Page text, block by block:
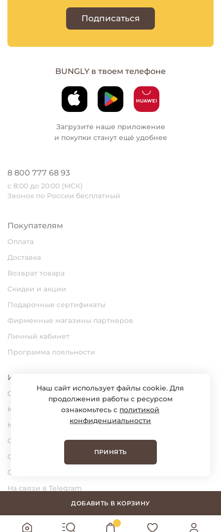
ДОБАВИТЬ В КОРЗИНУ
Подписаться
BUNGLY в твоем телефоне
Загрузите наше приложение
и покупки станут ещё удобнее
8 800 777 68 93
с 8:00 до 20:00 (МСК)
Звонок по России бесплатный
Покупателям
Оплата
Доставка
Возврат товара
Скидки и акции
Подарочные сертификаты
Фирменные магазины партнеров
Личный кабинет
Программа лояльности
Информация
О нас
Карьера
Контакты
Статьи
Сертификаты
Обратная связь
На связи в Telegram
Наш сайт использует файлы cookie. Для
продолжения работы с ресурсом
ознакомьтесь с политикой
конфиденциальности
ПРИНЯТЬ